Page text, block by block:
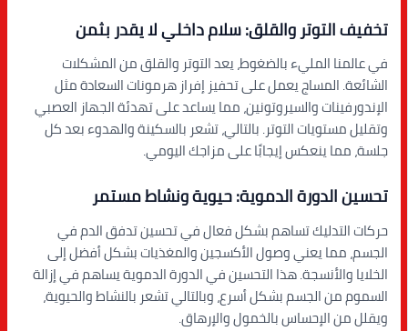
تخفيف التوتر والقلق: سلام داخلي لا يقدر بثمن
في عالمنا المليء بالضغوط، يعد التوتر والقلق من المشكلات
الشائعة. المساج يعمل على تحفيز إفراز هرمونات السعادة مثل
الإندورفينات والسيروتونين، مما يساعد على تهدئة الجهاز العصبي
وتقليل مستويات التوتر. بالتالي، تشعر بالسكينة والهدوء بعد كل
جلسة، مما ينعكس إيجابًا على مزاجك اليومي.
تحسين الدورة الدموية: حيوية ونشاط مستمر
حركات التدليك تساهم بشكل فعال في تحسين تدفق الدم في
الجسم، مما يعني وصول الأكسجين والمغذيات بشكل أفضل إلى
الخلايا والأنسجة. هذا التحسين في الدورة الدموية يساهم في إزالة
السموم من الجسم بشكل أسرع، وبالتالي تشعر بالنشاط والحيوية،
ويقلل من الإحساس بالخمول والإرهاق.